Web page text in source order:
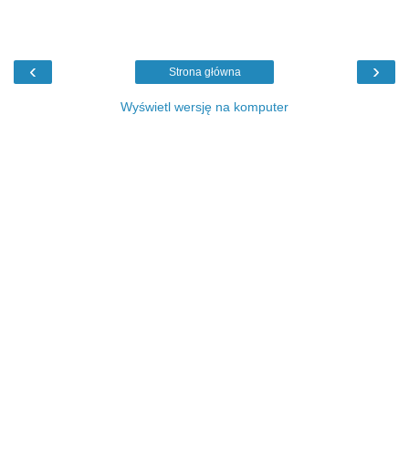
‹ ›
Strona główna
Wyświetl wersję na komputer